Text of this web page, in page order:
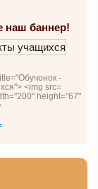
наш баннер!
-
<img src=
height="67"